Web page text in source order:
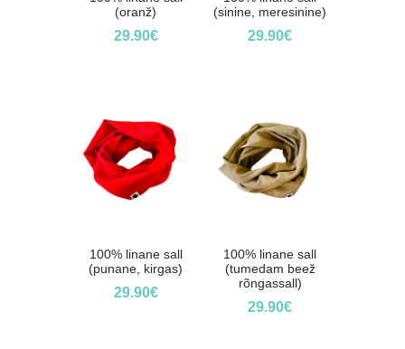
(oranž)
29.90€
(sinine, meresinine)
29.90€
100% linane sall
(punane, kirgas)
29.90€
100% linane sall
(tumedam beež
rõngassall)
29.90€